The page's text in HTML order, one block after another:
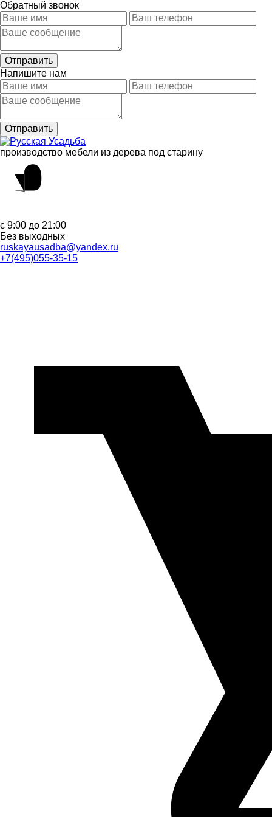
Обратный звонок
Напишите нам
производство мебели из дерева под старину
с 9:00 до 21:00
Без выходных
ruskayausadba@yandex.ru
+7(495)055-35-15